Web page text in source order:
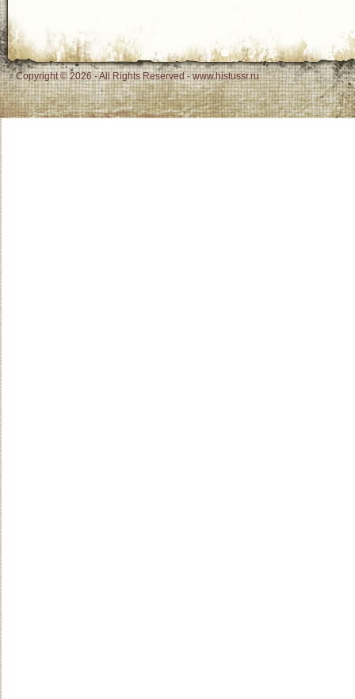
Copyright © 2026 - All Rights Reserved - www.histussr.ru